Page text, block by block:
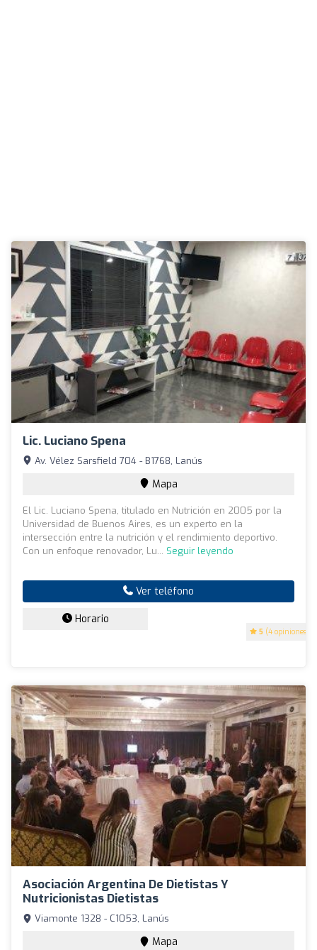
Lic. Luciano Spena
5 (4 opiniones)
Av. Vélez Sarsfield 704 - B1768, Lanús
Mapa
El Lic. Luciano Spena, titulado en Nutrición en 2005 por la
Universidad de Buenos Aires, es un experto en la
intersección entre la nutrición y el rendimiento deportivo.
Con un enfoque renovador, Lu... Seguir leyendo
Ver teléfono
Horario
Asociación Argentina De Dietistas Y
Nutricionistas Dietistas
Viamonte 1328 - C1053, Lanús
Mapa